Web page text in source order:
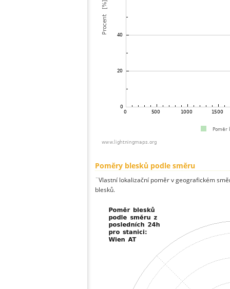
Poměry blesků podle směru
¨Vlastní lokalizační poměr v geografickém
blesků.